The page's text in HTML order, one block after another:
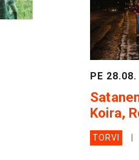
PE
Koira,
TORVI